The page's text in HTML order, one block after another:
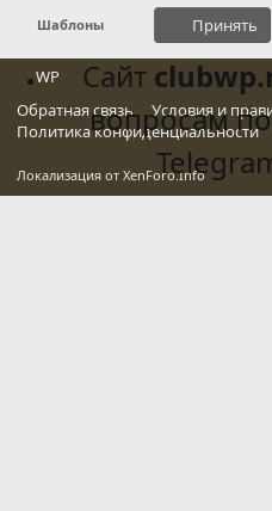
Шаблоны
WP
Обратная связь
Условия и
Политика конфиденциальности
Локализация от XenForo.Info
Принять
Сайт
вопросам